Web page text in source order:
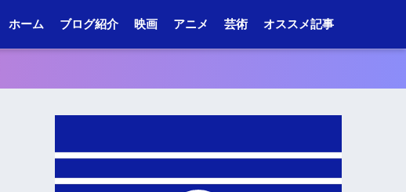
ホーム ブログ紹介 映画 アニメ 芸術 オススメ記事